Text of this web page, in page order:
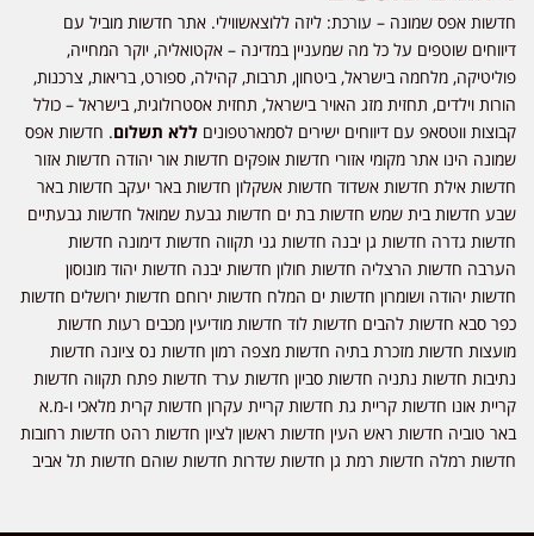
חדשות אפס שמונה – עורכת: ליזה ללוצאשווילי. אתר חדשות מוביל עם
דיווחים שוטפים על כל מה שמעניין במדינה – אקטואליה, יוקר המחייה,
פוליטיקה, מלחמה בישראל, ביטחון, תרבות, קהילה, ספורט, בריאות, צרכנות,
הורות וילדים, תחזית מזג האויר בישראל, תחזית אסטרולוגית, בישראל – כולל
קבוצות ווטסאפ עם דיווחים ישירים לסמארטפונים ללא תשלום. חדשות אפס
שמונה הינו אתר מקומי אזורי חדשות אופקים חדשות אור יהודה חדשות אזור
חדשות אילת חדשות אשדוד חדשות אשקלון חדשות באר יעקב חדשות באר
שבע חדשות בית שמש חדשות בת ים חדשות גבעת שמואל חדשות גבעתיים
חדשות גדרה חדשות גן יבנה חדשות גני תקווה חדשות דימונה חדשות
הערבה חדשות הרצליה חדשות חולון חדשות יבנה חדשות יהוד מונוסון
חדשות יהודה ושומרון חדשות ים המלח חדשות ירוחם חדשות ירושלים חדשות
כפר סבא חדשות להבים חדשות לוד חדשות מודיעין מכבים רעות חדשות
מועצות חדשות מזכרת בתיה חדשות מצפה רמון חדשות נס ציונה חדשות
נתיבות חדשות נתניה חדשות סביון חדשות ערד חדשות פתח תקווה חדשות
קריית אונו חדשות קריית גת חדשות קריית עקרון חדשות קרית מלאכי ו-מ.א
באר טוביה חדשות ראש העין חדשות ראשון לציון חדשות רהט חדשות רחובות
חדשות רמלה חדשות רמת גן חדשות שדרות חדשות שוהם חדשות תל אביב